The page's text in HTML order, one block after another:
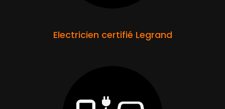
Electricien certifié Legrand